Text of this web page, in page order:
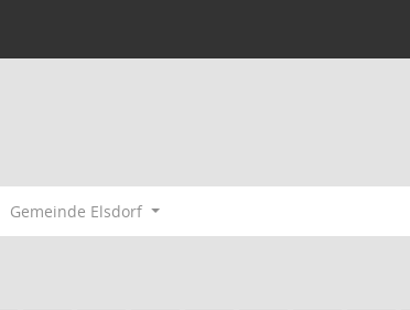
Gemeinde Elsdorf